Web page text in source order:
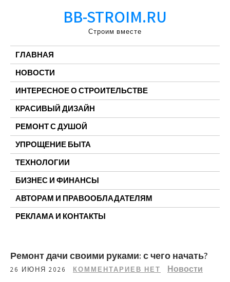
BB-STROIM.RU
Строим вместе
ГЛАВНАЯ
НОВОСТИ
ИНТЕРЕСНОЕ О СТРОИТЕЛЬСТВЕ
КРАСИВЫЙ ДИЗАЙН
РЕМОНТ С ДУШОЙ
УПРОЩЕНИЕ БЫТА
ТЕХНОЛОГИИ
БИЗНЕС И ФИНАНСЫ
АВТОРАМ И ПРАВООБЛАДАТЕЛЯМ
РЕКЛАМА И КОНТАКТЫ
Ремонт дачи своими руками: с чего начать?
26 ИЮНЯ 2026 КОММЕНТАРИЕВ НЕТ Новости